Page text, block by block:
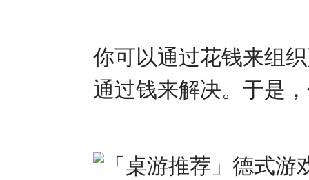
你可以通过花钱来组
通过钱来解决。于是